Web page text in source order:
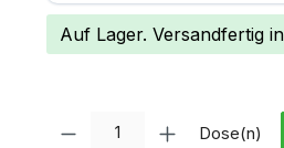
Auf Lager. Versandfertig
Produkt Anzahl: Gib den
Dose(n)